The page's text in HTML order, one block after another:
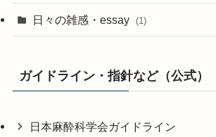
日々の雑感・essay (1)
ガイドライン・指針など（公式）
日本麻酔科学会ガイドライン